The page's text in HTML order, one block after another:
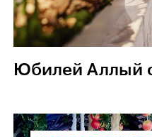
Юбилей Аллый